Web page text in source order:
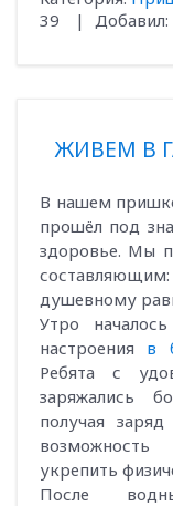
39
| Добавил:
ЖИВЕМ В
В нашем
прошёл под
здоровье. Мы
душевному
Утро
настроения в
Ребята с
заряжались
получая
укрепить
После